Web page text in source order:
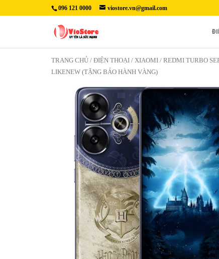
096 121 0000 viostore.vn@gmail.com
TRANG CHỦ / ĐIỆN THOẠI / XIAOMI / REDMI TURBO
LIKENEW (TẶNG BẢO HÀNH VÀNG)